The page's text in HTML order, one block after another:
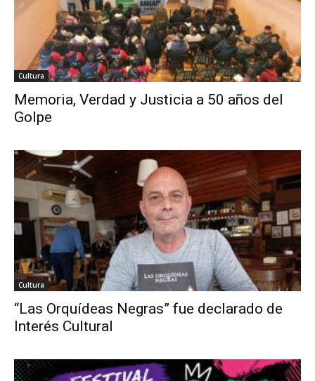
Cultura
Memoria, Verdad y Justicia a 50 años del
Golpe
Cultura
“Las Orquídeas Negras” fue declarado de
Interés Cultural